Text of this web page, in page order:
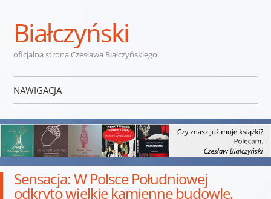
Białczyński
oficjalna strona Czesława Białczyńskiego
NAWIGACJA
Sensacja: W Polsce Południowej
odkryto wielkie kamienne budowle,